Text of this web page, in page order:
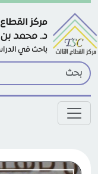
Skip to main content